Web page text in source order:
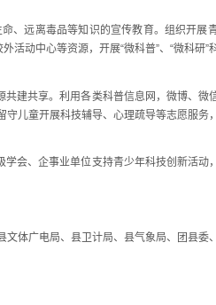
远离毒品等知识的宣传教育。组织开展
动中心等资源，开展“微科普”、“微科研”
建共享。利用各类科普信息网，微博、微
儿童开展科技辅导、心理疏导等志愿服务
会、企事业单位支持青少年科技创新活动
体广电局、县卫计局、县气象局、团县委